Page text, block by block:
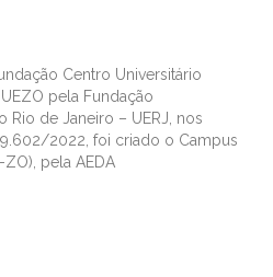
Centro Universitário
pela Fundação
Rio de Janeiro – UERJ, nos
2022, foi criado o Campus
ZO), pela AEDA